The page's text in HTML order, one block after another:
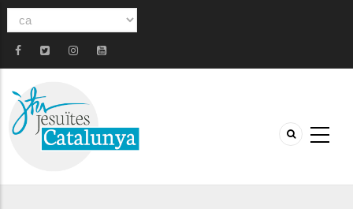
Select
language